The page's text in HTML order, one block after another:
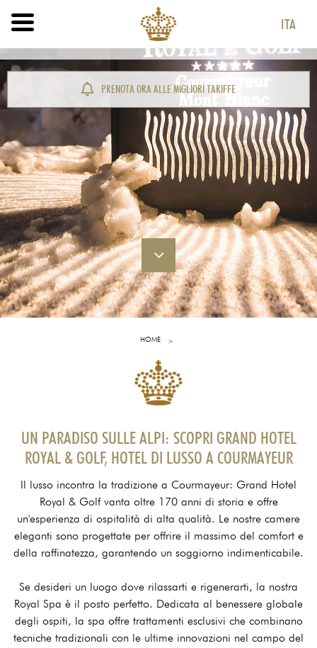
ITA
ENG
PRENOTA ORA ALLE MIGLIORI TARIFFE
HOME
UN PARADISO SULLE ALPI: SCOPRI GRAND HOTEL
ROYAL & GOLF, HOTEL DI LUSSO A COURMAYEUR
Il lusso incontra la tradizione a Courmayeur: Grand Hotel
Royal & Golf vanta oltre 170 anni di storia e offre
un'esperienza di ospitalità di alta qualità. Le nostre camere
eleganti sono progettate per offrire il massimo del comfort e
della raffinatezza, garantendo un soggiorno indimenticabile.
Se desideri un luogo dove rilassarti e rigenerarti, la nostra
Royal Spa è il posto perfetto. Dedicata al benessere globale
degli ospiti, la spa offre trattamenti esclusivi che combinano
tecniche tradizionali con le ultime innovazioni nel campo del